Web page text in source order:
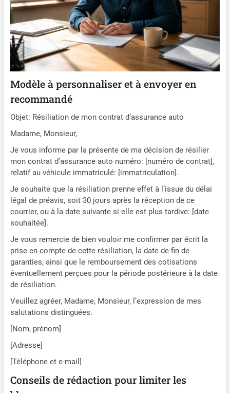
Modèle à personnaliser et à envoyer en
recommandé
Objet: Résiliation de mon contrat d’assurance auto
Madame, Monsieur,
Je vous informe par la présente de ma décision de résilier
mon contrat d’assurance auto numéro: [numéro de contrat],
relatif au véhicule immatriculé: [immatriculation].
Je souhaite que la résiliation prenne effet à l’issue du délai
légal de préavis, soit 30 jours après la réception de ce
courrier, ou à la date suivante si elle est plus tardive: [date
souhaitée].
Je vous remercie de bien vouloir me confirmer par écrit la
prise en compte de cette résiliation, la date de fin de
garanties, ainsi que le remboursement des cotisations
éventuellement perçues pour la période postérieure à la date
de résiliation.
Veuillez agréer, Madame, Monsieur, l’expression de mes
salutations distinguées.
[Nom, prénom]
[Adresse]
[Téléphone et e-mail]
Conseils de rédaction pour limiter les